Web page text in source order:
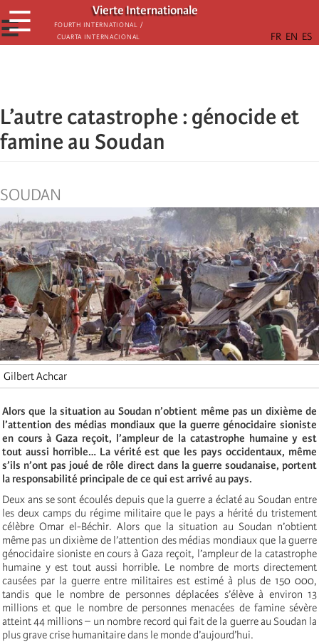
Skip
to
main
Vierte Internationale
Fourth International /
Cuarta Internacional
☰
☰
L’autre catastrophe : génocide et
famine au Soudan
SOUDAN
Gilbert Achcar
Alors que la situation au Soudan n’obtient même pas un dixième de
l’attention des médias mondiaux que la guerre génocidaire sioniste
en cours à Gaza reçoit, l’ampleur de la catastrophe humaine y est
tout aussi horrible… La vérité est que les pays occidentaux, même
s’ils n’ont pas joué de rôle direct dans la guerre soudanaise, portent
la responsabilité principale de ce qui est arrivé au pays.
Deux ans se sont écoulés depuis que la guerre a éclaté au Soudan entre
les deux camps du régime militaire que le pays a hérité du tristement
célèbre Omar el-Béchir. Alors que la situation au Soudan n’obtient
même pas un dixième de l’attention des médias mondiaux que la guerre
génocidaire sioniste en cours à Gaza reçoit, l’ampleur de la catastrophe
humaine y est tout aussi horrible. Le nombre de morts directement
causées par la guerre entre militaires est estimé à plus de 150 000,
tandis que le nombre de personnes déplacées s’élève à environ 13
millions et que le nombre de personnes menacées de famine sévère
atteint 44 millions – un nombre record qui fait de la guerre au Soudan la
plus grave crise humanitaire dans le monde d’aujourd’hui.